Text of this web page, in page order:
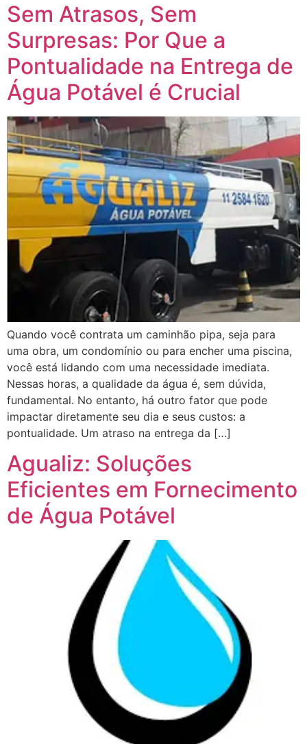
Sem Atrasos, Sem
Surpresas: Por Que a
Pontualidade na Entrega de
Água Potável é Crucial
Quando você contrata um caminhão pipa, seja para
uma obra, um condomínio ou para encher uma piscina,
você está lidando com uma necessidade imediata.
Nessas horas, a qualidade da água é, sem dúvida,
fundamental. No entanto, há outro fator que pode
impactar diretamente seu dia e seus custos: a
pontualidade. Um atraso na entrega da […]
Agualiz: Soluções
Eficientes em Fornecimento
de Água Potável